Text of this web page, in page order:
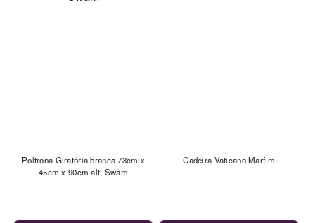
Poltrona Giratória branca 73cm x
45cm x 90cm alt, Swam
Cadeira Vaticano Marfim